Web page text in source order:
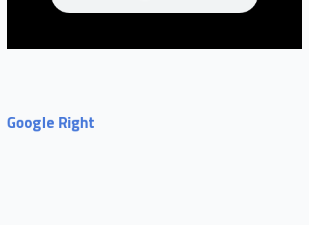
Google Right